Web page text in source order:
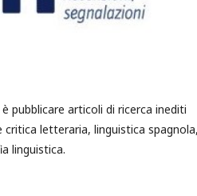
pubblicare articoli di ricerca inediti
letteraria, linguistica
linguistica.